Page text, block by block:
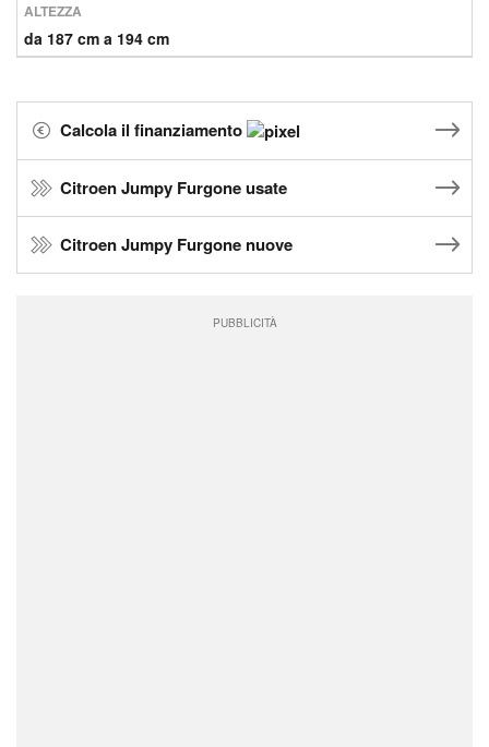
ALTEZZA
da 187 cm a 194 cm
Calcola il finanziamento
Citroen Jumpy Furgone usate
Citroen Jumpy Furgone nuove
PUBBLICITÀ